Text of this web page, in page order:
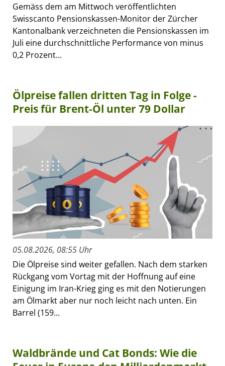
Gemäss dem am Mittwoch veröffentlichten
Swisscanto Pensionskassen-Monitor der Zürcher
Kantonalbank verzeichneten die Pensionskassen im
Juli eine durchschnittliche Performance von minus
0,2 Prozent...
Ölpreise fallen dritten Tag in Folge -
Preis für Brent-Öl unter 79 Dollar
05.08.2026, 08:55 Uhr
Die Ölpreise sind weiter gefallen. Nach dem starken
Rückgang vom Vortag mit der Hoffnung auf eine
Einigung im Iran-Krieg ging es mit den Notierungen
am Ölmarkt aber nur noch leicht nach unten. Ein
Barrel (159...
Waldbrände und Cat Bonds: Wie die